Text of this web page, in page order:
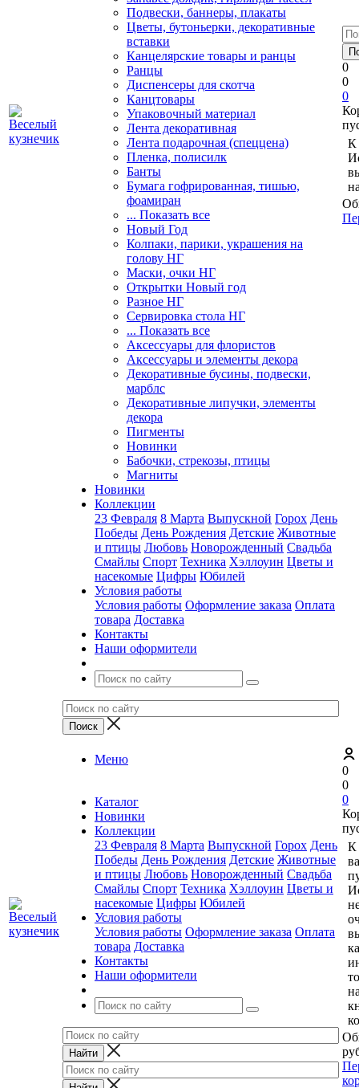
Подвески, баннеры, плакаты
Цветы, бутоньерки, декоративные
вставки
Канцелярские товары и ранцы
Ранцы
Диспенсеры для скотча
Канцтовары
Упаковочный материал
Лента декоративная
Лента подарочная (спеццена)
Пленка, полисилк
Банты
Бумага гофрированная, тишью,
фоамиран
... Показать все
Новый Год
Колпаки, парики, украшения на
голову НГ
Маски, очки НГ
Открытки Новый год
Разное НГ
Сервировка стола НГ
... Показать все
Аксессуары для флористов
Аксессуары и элементы декора
Декоративные бусины, подвески,
марблс
Декоративные липучки, элементы
декора
Пигменты
Новинки
Бабочки, стрекозы, птицы
Магниты
Новинки
Коллекции
23 Февраля 8 Марта Выпускной Горох День
Победы День Рождения Детские Животные
и птицы Любовь Новорожденный Свадьба
Смайлы Спорт Техника Хэллоуин Цветы и
насекомые Цифры Юбилей
Условия работы
Условия работы Оформление заказа Оплата
товара Доставка
Контакты
Наши оформители
0
0
0
К
Меню
Каталог
Новинки
Коллекции
23 Февраля 8 Марта Выпускной Горох День
Победы День Рождения Детские Животные
и птицы Любовь Новорожденный Свадьба
Смайлы Спорт Техника Хэллоуин Цветы и
насекомые Цифры Юбилей
Условия работы
Условия работы Оформление заказа Оплата
товара Доставка
Контакты
Наши оформители
0
0
0
К